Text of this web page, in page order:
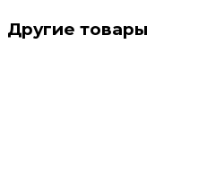
Другие товары